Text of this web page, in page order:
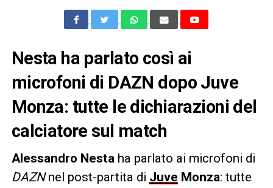
Nesta ha parlato così ai
microfoni di DAZN dopo Juve
Monza: tutte le dichiarazioni del
calciatore sul match
Alessandro Nesta ha parlato ai microfoni di
DAZNnel post-partita di Juve Monza: tutte